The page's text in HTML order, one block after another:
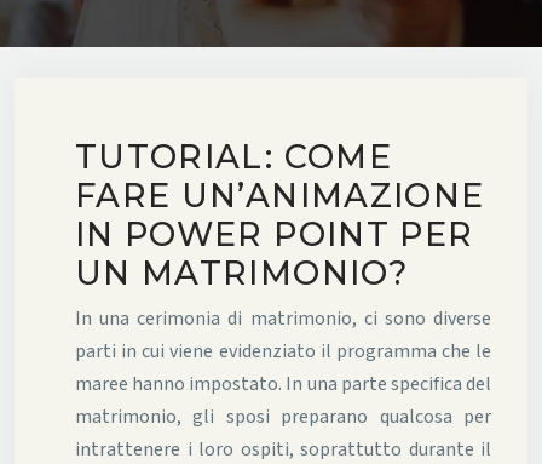
TUTORIAL: COME
FARE UN’ANIMAZIONE
IN POWER POINT PER
UN MATRIMONIO?
In una cerimonia di matrimonio, ci sono diverse
parti in cui viene evidenziato il programma che le
maree hanno impostato. In una parte specifica del
matrimonio, gli sposi preparano qualcosa per
intrattenere i loro ospiti, soprattutto durante il